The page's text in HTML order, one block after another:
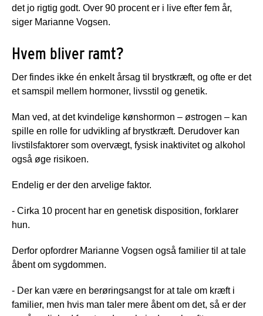
det jo rigtig godt. Over 90 procent er i live efter fem år,
siger Marianne Vogsen.
Hvem bliver ramt?
Der findes ikke én enkelt årsag til brystkræft, og ofte er det
et samspil mellem hormoner, livsstil og genetik.
Man ved, at det kvindelige kønshormon – østrogen – kan
spille en rolle for udvikling af brystkræft. Derudover kan
livstilsfaktorer som overvægt, fysisk inaktivitet og alkohol
også øge risikoen.
Endelig er der den arvelige faktor.
- Cirka 10 procent har en genetisk disposition, forklarer
hun.
Derfor opfordrer Marianne Vogsen også familier til at tale
åbent om sygdommen.
- Der kan være en berøringsangst for at tale om kræft i
familier, men hvis man taler mere åbent om det, så er der